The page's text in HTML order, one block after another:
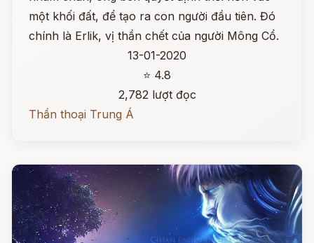
một khối đất, để tạo ra con người đầu tiên. Đó
chính là Erlik, vị thần chết của người Mông Cổ.
13-01-2020
⭐ 4.8
2,782 lượt đọc
Thần thoại Trung Á